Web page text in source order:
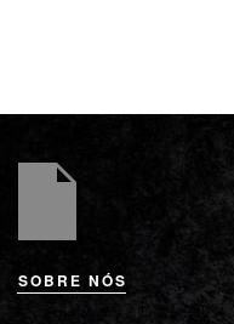
SOBRE NÓS